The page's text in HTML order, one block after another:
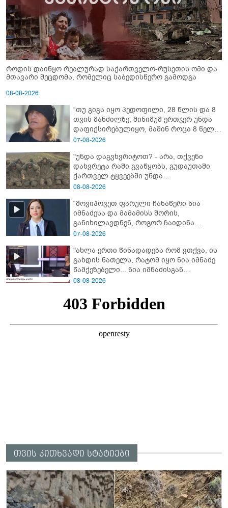
როდის დაიწყო რეალურად საქართველო-რუსეთის ომი და
მთავარი შეცდომა, რომელიც საბედისწერო გამოდგა
08-08-2026
“თუ გიგა იყო პედოფილი, 28 წლის და 8
თვის მანძილზე, მინიმუმ ერთჯერ უნდა
დაფიქსირებულიყო, მაშინ როცა 8 წელი
ამზადებდა მოსწავლეებს! - იპოვონ ერთი
ავიწროებდა” - ეკა კუპატაძე
07-08-2026
"უნდა დაგვხვრიტოთ? - არა, თქვენი
დახვრეტა რაში გვაწყობს, გუდაუთაში
ქართველ ტყვეებში უნდა
გადაგცვალოთ..."
08-08-2026
“მოვიპოვეთ ფარული ჩანაწერი ნია
იმნაძესა და მამამისს შორის,
განიხილავდნენ, როგორ ჩაიდინა
გაბაშვილმა დანაშაული” - რას ამბობს
07-08-2026
"ახლა ერთი წინადადება რომ ვთქვა, ის
გახდის ნათელს, რატომ იყო ნია იმნაძე
წამქეზებელი... ნია იმნაძისგან
გამოსული ინფორმაციაა ეს" - რას
08-08-2026
თვის კითხვადი სტატიები